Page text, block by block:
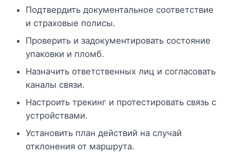
Подтвердить документальное соответствие
и страховые полисы.
Проверить и задокументировать состояние
упаковки и пломб.
Назначить ответственных лиц и согласовать
каналы связи.
Настроить трекинг и протестировать связь с
устройствами.
Установить план действий на случай
отклонения от маршрута.